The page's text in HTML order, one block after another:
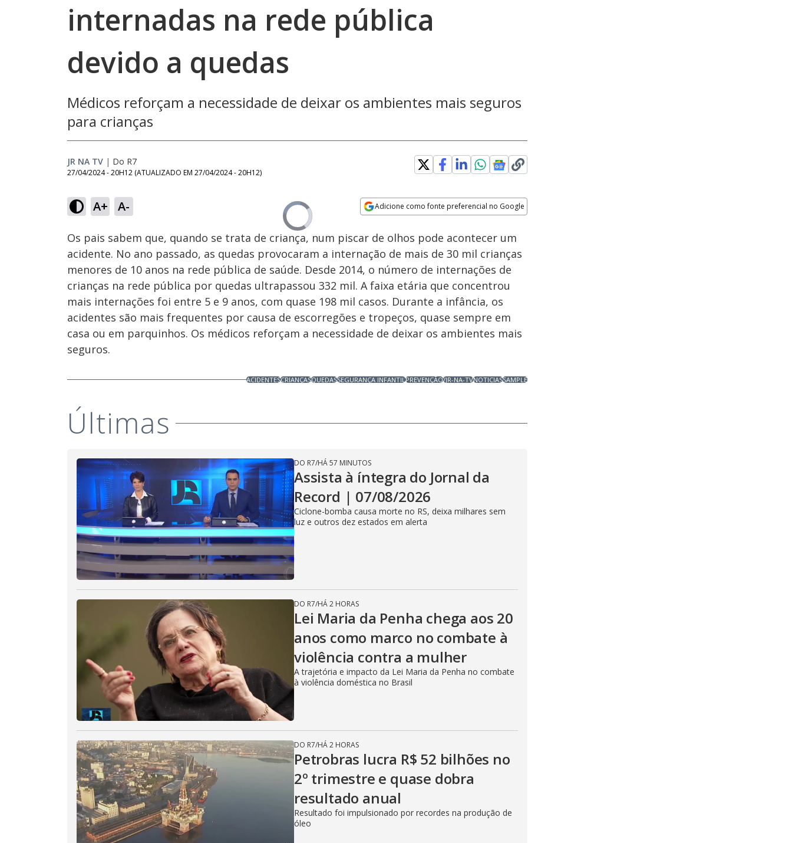
internadas na rede pública
devido a quedas
Médicos reforçam a necessidade de deixar os ambientes mais seguros
para crianças
JR NA TV | Do R7
27/04/2024 - 20H12 (ATUALIZADO EM 27/04/2024 - 20H12)
A+ A- Adicione como fonte preferencial no Google
Video
Player
is
loading.
Ativar
Som
Velocidade
Os pais sabem que, quando se trata de criança, num piscar de olhos pode acontecer um
acidente. No ano passado, as quedas provocaram a internação de mais de 30 mil crianças
menores de 10 anos na rede pública de saúde. Desde 2014, o número de internações de
crianças na rede pública por quedas ultrapassou 332 mil. A faixa etária que concentrou
mais internações foi entre 5 e 9 anos, com quase 198 mil casos. Durante a infância, os
acidentes são mais frequentes por causa de escorregões e tropeços, quase sempre em
casa ou em parquinhos. Os médicos reforçam a necessidade de deixar os ambientes mais
seguros.
ACIDENTESCRIANÇASQUEDASSEGURANÇA INFANTILPREVENÇÃO/JR-NA-TVNOTICIASSAMPLE
Últimas
DO R7/HÁ 57 MINUTOS
Assista à íntegra do Jornal da
Record | 07/08/2026
Ciclone-bomba causa morte no RS, deixa milhares sem
luz e outros dez estados em alerta
DO R7/HÁ 2 HORAS
Lei Maria da Penha chega aos 20
anos como marco no combate à
violência contra a mulher
A trajetória e impacto da Lei Maria da Penha no combate
à violência doméstica no Brasil
DO R7/HÁ 2 HORAS
Petrobras lucra R$ 52 bilhões no
2º trimestre e quase dobra
resultado anual
Resultado foi impulsionado por recordes na produção de
óleo